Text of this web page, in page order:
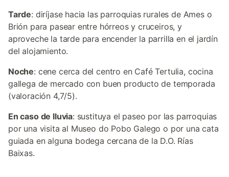
Tarde: diríjase hacia las parroquias rurales de Ames o
Brión para pasear entre hórreos y cruceiros, y
aproveche la tarde para encender la parrilla en el jardín
del alojamiento.
Noche: cene cerca del centro en Café Tertulia, cocina
gallega de mercado con buen producto de temporada
(valoración 4,7/5).
En caso de lluvia: sustituya el paseo por las parroquias
por una visita al Museo do Pobo Galego o por una cata
guiada en alguna bodega cercana de la D.O. Rías
Baixas.